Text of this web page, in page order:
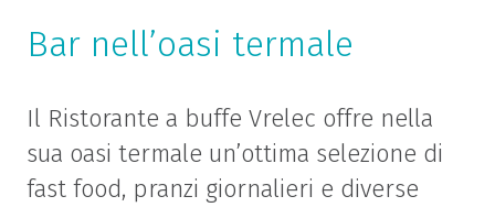
Bar nell’oasi termale
Il Ristorante a buffe Vrelec offre nella
sua oasi termale un’ottima selezione di
fast food, pranzi giornalieri e diverse